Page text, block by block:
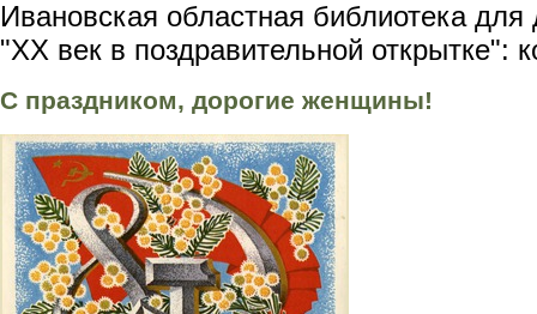
Ивановская областная библиотека
"XX век в поздравительной открытке":
С праздником, дорогие женщины!